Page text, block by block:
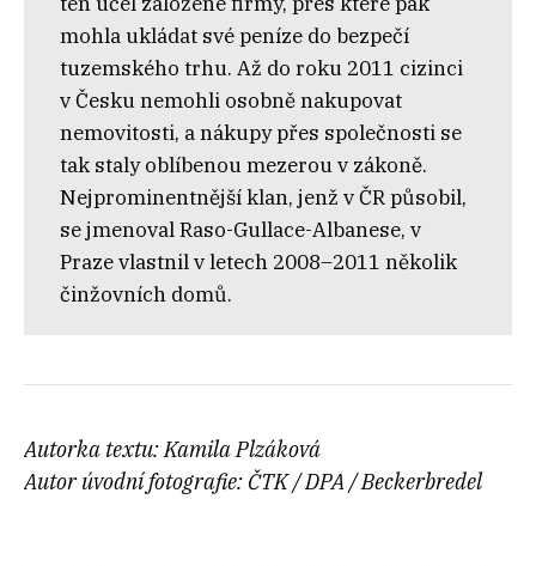
mohla ukládat své peníze do bezpečí
tuzemského trhu. Až do roku 2011 cizinci
v Česku nemohli osobně nakupovat
nemovitosti, a nákupy přes společnosti se
tak staly oblíbenou mezerou v zákoně.
Nejprominentnější klan, jenž v ČR působil,
se jmenoval Raso-Gullace-Albanese, v
Praze vlastnil v letech 2008–2011 několik
činžovních domů.
Autorka textu: Kamila Plzáková
Autor úvodní fotografie: ČTK / DPA / Beckerbredel